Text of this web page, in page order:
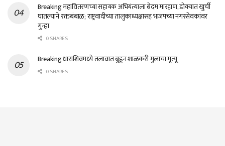
Breaking महावितरणच्या सहायक अभियंत्याला बेदम मारहाण, डोक्यात खुर्ची
घातल्याने रक्तबंबाळ; राष्ट्रवादीच्या तालुकाध्यक्षासह भाजपच्या नगरसेवकांवर
गुन्हा
0 SHARES
Breaking धाराशिवमध्ये तलावात बुडून शाळकरी मुलाचा मृत्यू
0 SHARES